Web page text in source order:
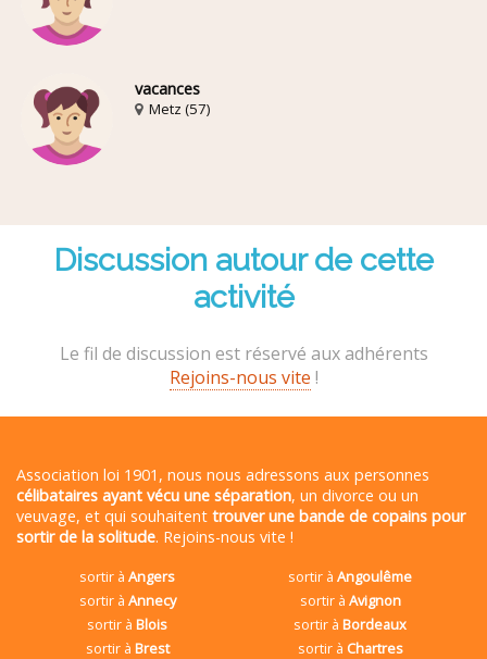
vacances
Metz (57)
Discussion autour de cette
activité
Le fil de discussion est réservé aux adhérents
Rejoins-nous vite !
Association loi 1901, nous nous adressons aux personnes
célibataires ayant vécu une séparation, un divorce ou un
veuvage, et qui souhaitent trouver une bande de copains pour
sortir de la solitude. Rejoins-nous vite !
sortir àAngers sortir àAngoulême
sortir à Annecy sortir à Avignon
sortir àBlois sortir àBordeaux
sortir à Brest sortir à Chartres